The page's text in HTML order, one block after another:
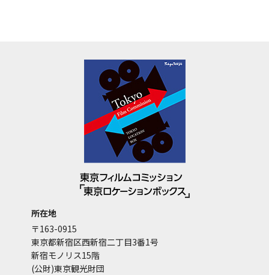
所在地
〒163-0915
東京都新宿区西新宿二丁目3番1号
新宿モノリス15階
(公財)東京観光財団